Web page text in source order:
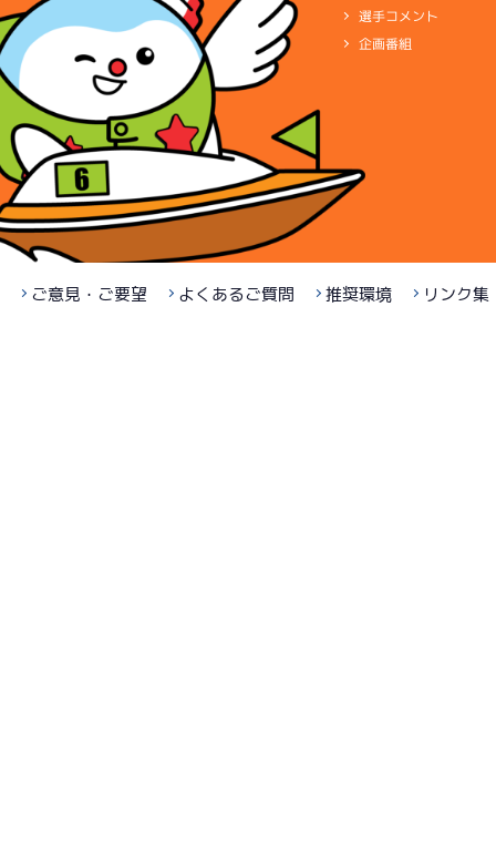
選手コメント
企画番組
ご意見・ご要望 よくあるご質問 推奨環境 リンク集